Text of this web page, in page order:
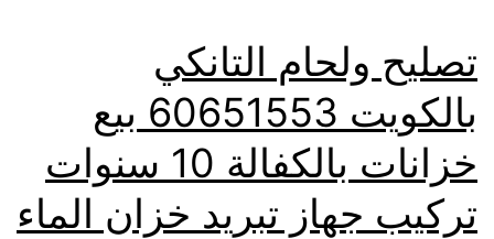
تصليح ولحام التانكي
بالكويت 60651553 بيع
خزانات بالكفالة 10 سنوات
تركيب جهاز تبريد خزان الماء